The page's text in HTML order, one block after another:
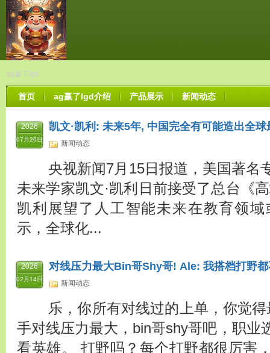
ag赢了lgd
首页 ag赢了lgd介绍 产品展示 新闻动态
2026
07月26日
凯文·凯利: 未来5年, 中国完全有可能造出全
新闻动态
央视新闻7月15日报道，美国著名
未来学家凯文·凯利日前接受了总台《
凯利展望了人工智能未来在教育领
示，全球化...
2026
02月14日
对线压力最大Bin哥Shy哥! Ale: 我搭档打野
新闻动态
乐，你所有对线过的上单，你觉
手对线压力最大，bin哥shy哥吧，职业
看英雄。 打野吗？每个打野都很厉害